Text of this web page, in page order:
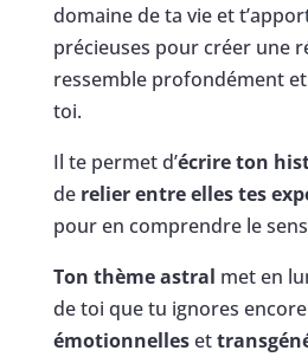
domaine de ta vie et
précieuses pour créer une
ressemble profondément
toi.
Il te permet d’écrire ton
de relier entre elles tes
pour en comprendre le
Ton thème astral met en
de toi que tu ignores
émotionnelleset